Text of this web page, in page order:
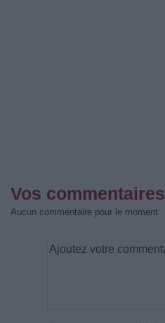
Vos commentaires
Aucun commentaire pour le moment